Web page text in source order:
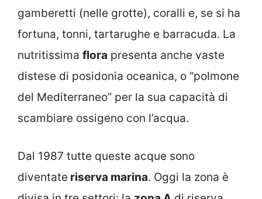
gamberetti (nelle grotte), coralli e, se si ha
fortuna, tonni, tartarughe e barracuda. La
nutritissima flora presenta anche vaste
distese di posidonia oceanica, o “polmone
del Mediterraneo” per la sua capacità di
scambiare ossigeno con l’acqua.
Dal 1987 tutte queste acque sono
diventate riserva marina. Oggi la zona è